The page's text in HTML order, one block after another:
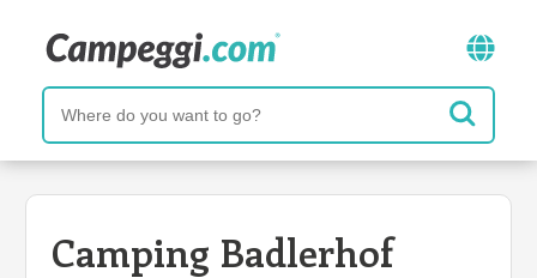
Camping Badlerhof